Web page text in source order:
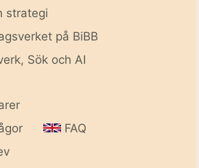
strategi
på BiBB
Sök och AI
FAQ